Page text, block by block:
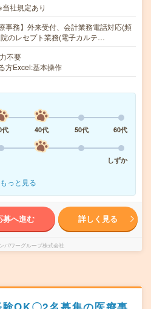
社規定あり
事務】外来受付、会計業務電話対応(頻
のレセプト業務(電子カルテ…
不要
方Excel:基本操作
代 40代 50代
60代
しずか
もっと見る
募へ進む 詳しく見る
パワーグループ株式会社